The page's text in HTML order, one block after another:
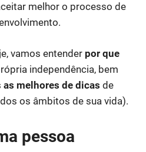
melhor o processo de
vamos entender por que
independência, bem
as melhores de dicas de
os âmbitos de sua vida).
pessoa